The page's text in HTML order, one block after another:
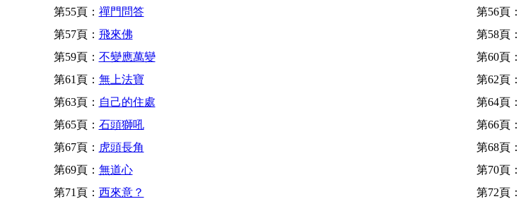
第55頁： 禪門問答 第56頁：
第57頁： 飛來佛 第58頁：
第59頁： 不變應萬變 第60頁：
第61頁： 無上法寶 第62頁：
第63頁： 自己的住處 第64頁：
第65頁： 石頭獅吼 第66頁：
第67頁： 虎頭長角 第68頁：
第69頁： 無道心 第70頁：
第71頁： 西來意？ 第72頁：